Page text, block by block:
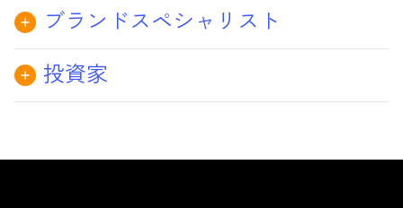
もっと読む →
言及と引用頻度の差が広がる前に問
題を特定
検索順位と AI 回答での出現頻度の
市場の変化を監視
すべての市場参入決定を実際の検索
ブランドスペシャリスト
AI 検索でのブランドのシェア・オ
ブ・ボイスを追跡
投資家
あらゆるドメインの過去のパフォー
真のオーガニック検索競合他社をマ